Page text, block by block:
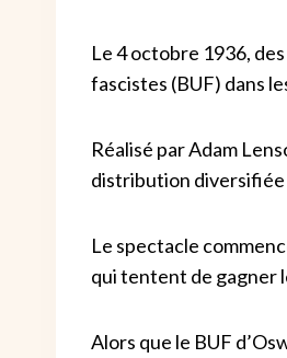
Le 4 octobre 1936,
fascistes (BUF) dans
Réalisé par Adam
distribution diversifiée
Le spectacle
qui tentent de gagner
Alors que le BUF